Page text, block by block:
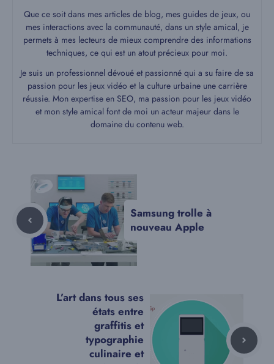
Que ce soit dans mes articles de blog, mes guides de jeux, ou
mes interactions avec la communauté, dans un style amical, je
permets à mes lecteurs de mieux comprendre des informations
techniques, ce qui est un atout précieux pour moi.
Je suis un professionnel dévoué et passionné qui a su faire de sa
passion pour les jeux vidéo et la culture urbaine une carrière
réussie. Mon expertise en SEO, ma passion pour les jeux vidéo
et mon style amical font de moi un acteur majeur dans le
domaine du contenu web.
Samsung trolle à
nouveau Apple
L’art dans tous ses
états entre
graffitis et
typographie
culinaire et